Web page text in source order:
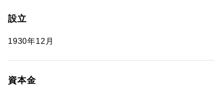
設立
1930年12月
資本金